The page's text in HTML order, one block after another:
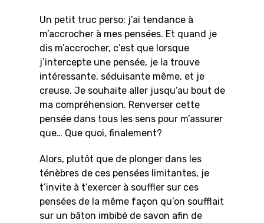
Un petit truc perso: j’ai tendance à
m’accrocher à mes pensées. Et quand je
dis m’accrocher, c’est que lorsque
j’intercepte une pensée, je la trouve
intéressante, séduisante même, et je
creuse. Je souhaite aller jusqu’au bout de
ma compréhension. Renverser cette
pensée dans tous les sens pour m’assurer
que… Que quoi, finalement?
Alors, plutôt que de plonger dans les
ténèbres de ces pensées limitantes, je
t’invite à t’exercer à souffler sur ces
pensées de la même façon qu’on soufflait
sur un bâton imbibé de savon afin de